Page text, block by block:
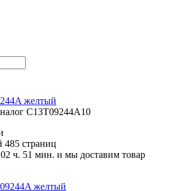
желтый
C13T09244A10
485 страниц
02 ч. 51 мин. и мы доставим товар